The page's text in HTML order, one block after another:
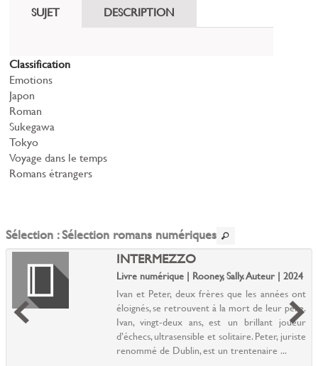
SUJET DESCRIPTION
Classification
Emotions
Japon
Roman
Sukegawa
Tokyo
Voyage dans le temps
Romans étrangers
Sélection : Sélection romans numériques
INTERMEZZO
Livre numérique | Rooney, Sally. Auteur | 2024
Ivan et Peter, deux frères que les années ont
éloignés, se retrouvent à la mort de leur père.
Ivan, vingt-deux ans, est un brillant joueur
d’échecs, ultrasensible et solitaire. Peter, juriste
renommé de Dublin, est un trentenaire ...